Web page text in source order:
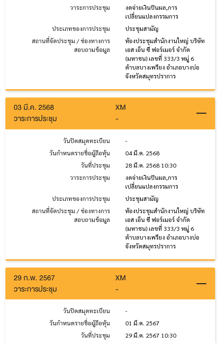
วาระการประชุม
งดจ่ายเงินปันผล,การ
เปลี่ยนแปลงกรรมการ
ประเภทของการประชุม
ประชุมสามัญ
สถานที่จัดประชุม / ช่องทางการ
สอบถามข้อมูล
ห้องประชุมสำนักงานใหญ่ บริษัท
เอส เอ็น ซี ฟอร์เมอร์ จำกัด
(มหาชน) เลขที่ 333/3 หมู่ 6
ตำบลบางเพรียง อำเภอบางบ่อ
จังหวัดสมุทรปราการ
03 มี.ค. 2568
XM
วาระการประชุม
-
วันปิดสมุดทะเบียน
-
วันกำหนดรายชื่อผู้ถือหุ้น
04 มี.ค. 2568
วันที่ประชุม
28 มี.ค. 2568 10:30
วาระการประชุม
งดจ่ายเงินปันผล,การ
เปลี่ยนแปลงกรรมการ
ประเภทของการประชุม
ประชุมสามัญ
สถานที่จัดประชุม / ช่องทางการ
สอบถามข้อมูล
ห้องประชุมสำนักงานใหญ่ บริษัท
เอส เอ็น ซี ฟอร์เมอร์ จำกัด
(มหาชน) เลขที่ 333/3 หมู่ 6
ตำบลบางเพรียง อำเภอบางบ่อ
จังหวัดสมุทรปราการ
29 ก.พ. 2567
XM
วาระการประชุม
-
วันปิดสมุดทะเบียน
-
วันกำหนดรายชื่อผู้ถือหุ้น
01 มี.ค. 2567
วันที่ประชุม
29 มี.ค. 2567 10:30